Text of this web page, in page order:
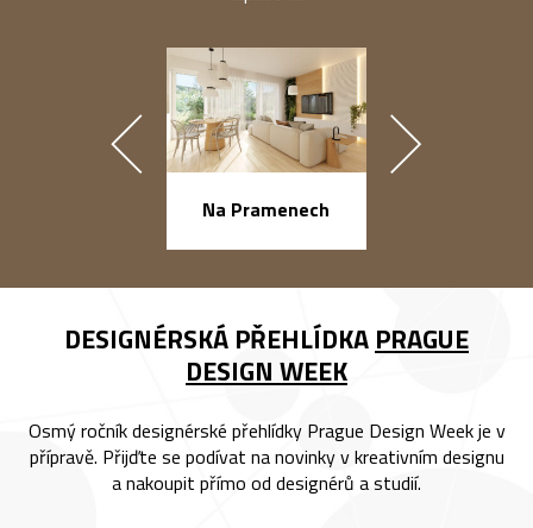
Na Pramenech
DESIGNÉRSKÁ PŘEHLÍDKA PRAGUE
DESIGN WEEK
Osmý ročník designérské přehlídky Prague Design Week je v
přípravě. Přijďte se podívat na novinky v kreativním designu
a nakoupit přímo od designérů a studií.